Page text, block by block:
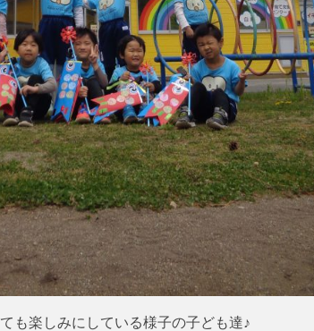
も楽しみにしている様子の子ども達♪